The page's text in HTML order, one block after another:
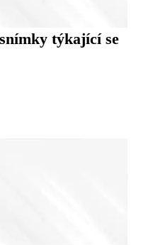
týkající se